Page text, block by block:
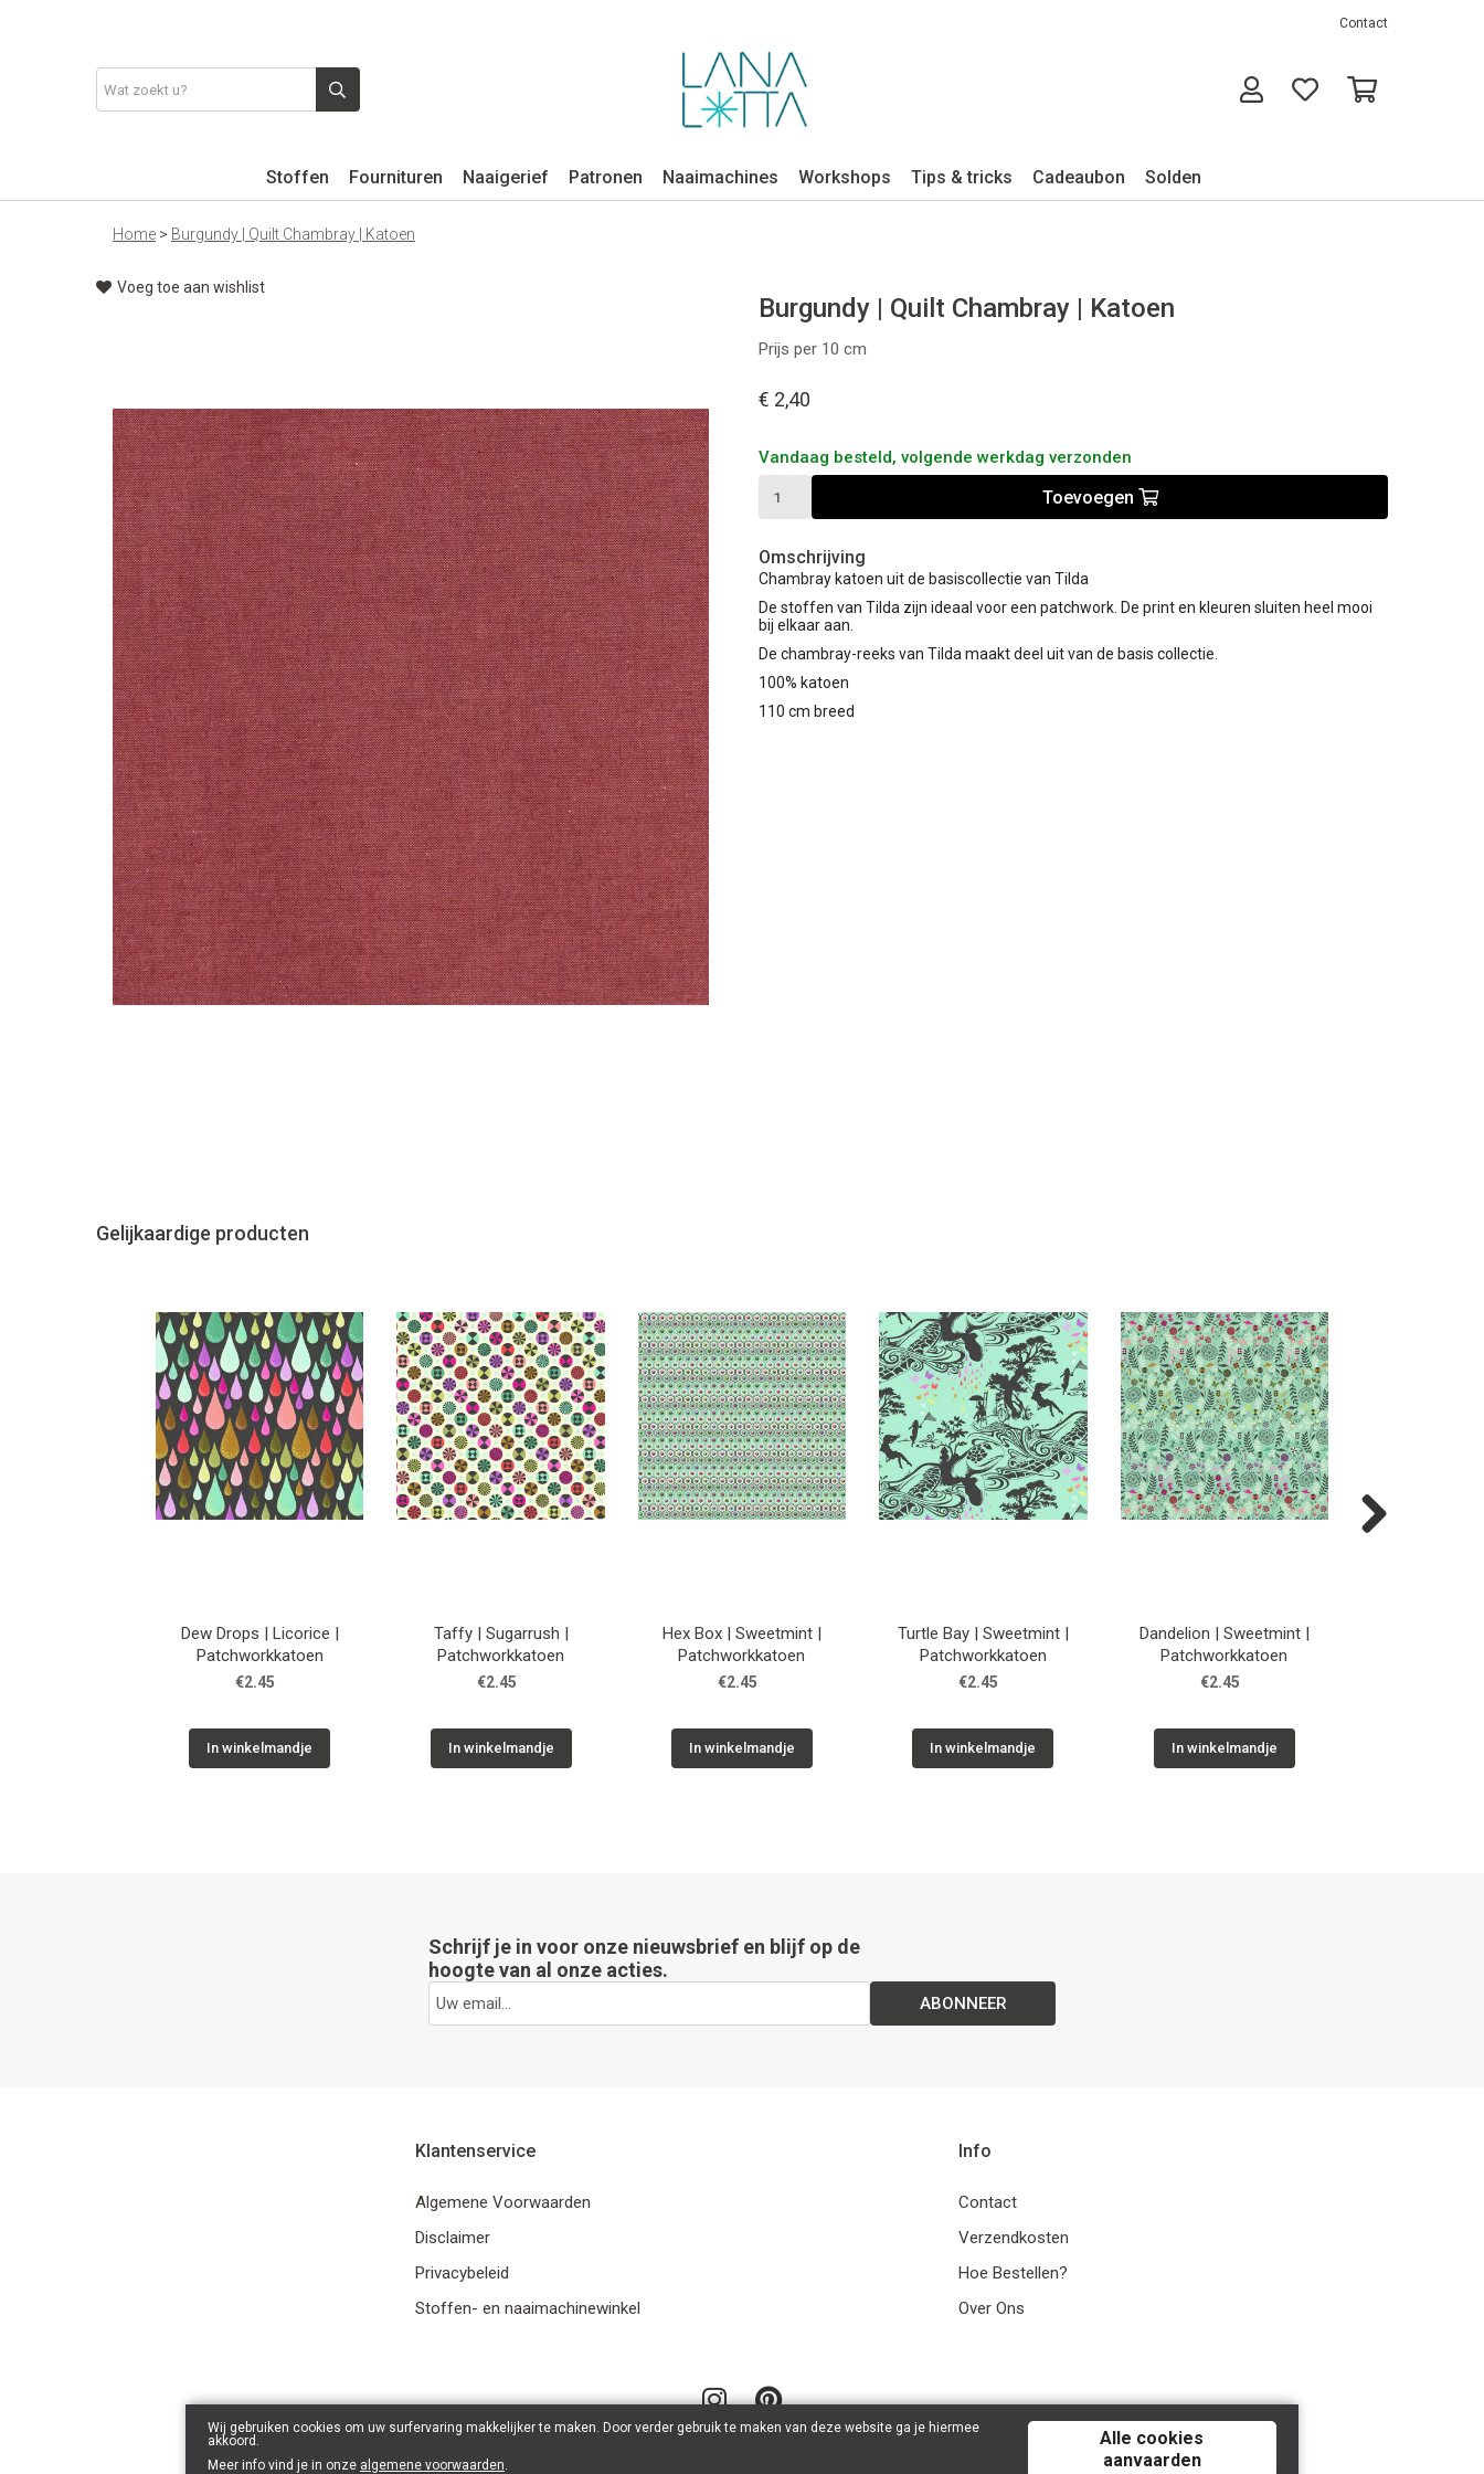
Contact
Stoffen Fournituren Naaigerief Patronen Naaimachines Workshops Tips & tricks Cadeaubon Solden
Home > Burgundy | Quilt Chambray | Katoen
Voeg toe aan wishlist
Burgundy | Quilt Chambray | Katoen
Prijs per 10 cm
€ 2,40
Vandaag besteld, volgende werkdag verzonden
Toevoegen
Omschrijving
Chambray katoen uit de basiscollectie van Tilda
De stoffen van Tilda zijn ideaal voor een patchwork. De print en kleuren sluiten heel mooi
bij elkaar aan.
De chambray-reeks van Tilda maakt deel uit van de basis collectie.
100% katoen
110 cm breed
Gelijkaardige producten
Dew Drops | Licorice |
Patchworkkatoen
€2.45
In winkelmandje
Taffy | Sugarrush |
Patchworkkatoen
€2.45
In winkelmandje
Hex Box | Sweetmint |
Patchworkkatoen
€2.45
In winkelmandje
Turtle Bay | Sweetmint |
Patchworkkatoen
€2.45
In winkelmandje
Dandelion | Sweetmint |
Patchworkkatoen
€2.45
In winkelmandje
Schrijf je in voor onze nieuwsbrief en blijf op de
hoogte van al onze acties.
ABONNEER
Klantenservice
Algemene Voorwaarden
Disclaimer
Privacybeleid
Stoffen- en naaimachinewinkel
Info
Contact
Verzendkosten
Hoe Bestellen?
Over Ons
Wij gebruiken cookies om uw surfervaring makkelijker te maken. Door verder gebruik te maken van deze website ga je hiermee
akkoord.
Meer info vind je in onze algemene voorwaarden.
Alle cookies
aanvaarden